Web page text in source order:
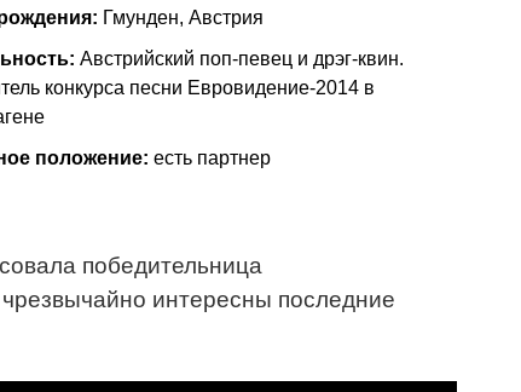
Гмунден, Австрия
Австрийский поп-певец и дрэг-квин.
конкурса песни Евровидение-2014 в
положение: есть партнер
победительница
интересны последние